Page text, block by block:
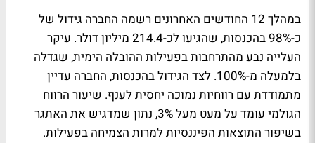
במהלך 12 החודשים האחרונים רשמה החברה גידול של
כ-98% בהכנסות, שהגיעו לכ-214.4 מיליון דולר. עיקר
העלייה נבע מהתרחבות בפעילות ההובלה הימית, שגדלה
בלמעלה מ-100%. לצד הגידול בהכנסות, החברה עדיין
מתמודדת עם רווחיות נמוכה יחסית לענף. שיעור הרווח
הגולמי עומד על מעט מעל 3%, נתון שמדגיש את האתגר
בשיפור התוצאות הפיננסיות למרות הצמיחה בפעילות.